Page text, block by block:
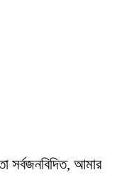
সর্বজনবিদিত, আমার